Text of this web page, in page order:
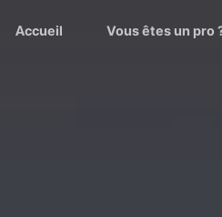
Accueil Vous êtes un pro